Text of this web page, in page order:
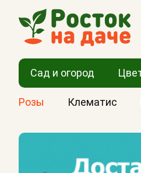
Сад и огород
Розы Клематис